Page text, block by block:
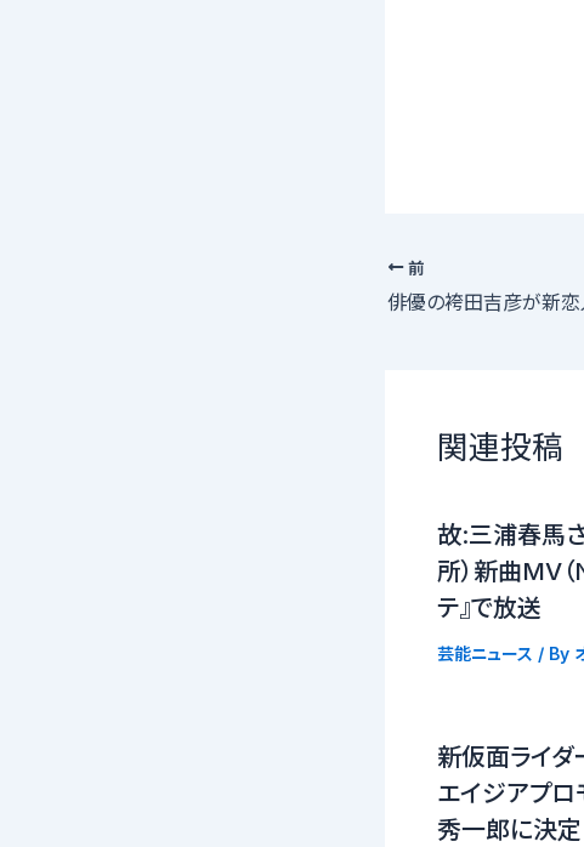
前
関連投稿
故:三浦春馬
所）新曲MV
テ』で放送
芸能ニュース / By
新仮面ライダ
エイジアプロ
秀一郎に決定